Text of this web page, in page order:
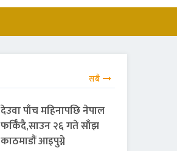
सबै
देउवा पाँच महिनापछि नेपाल
फर्किँदै,साउन २६ गते साँझ
काठमाडौं आइपुग्ने